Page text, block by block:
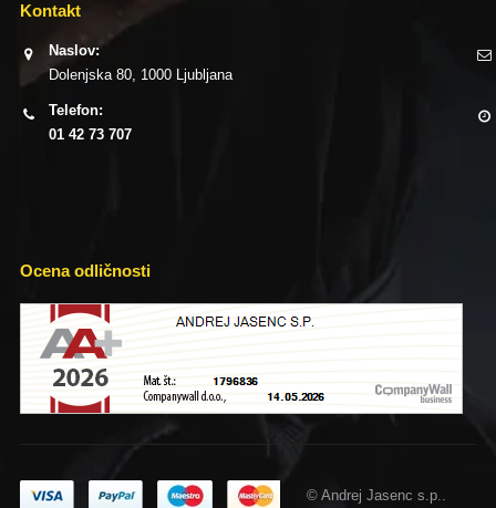
Kontakt
Naslov:
Dolenjska 80, 1000 Ljubljana
Telefon:
01 42 73 707
Ocena odličnosti
© Andrej Jasenc s.p..